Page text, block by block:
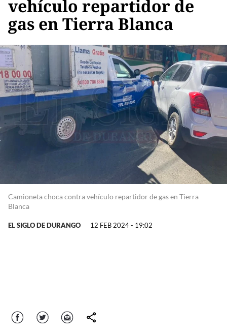
vehículo repartidor de
gas en Tierra Blanca
Camioneta choca contra vehículo repartidor de gas en Tierra
Blanca
EL SIGLO DE DURANGO 12 FEB 2024 - 19:02
Facebook Twitter Correo comparte